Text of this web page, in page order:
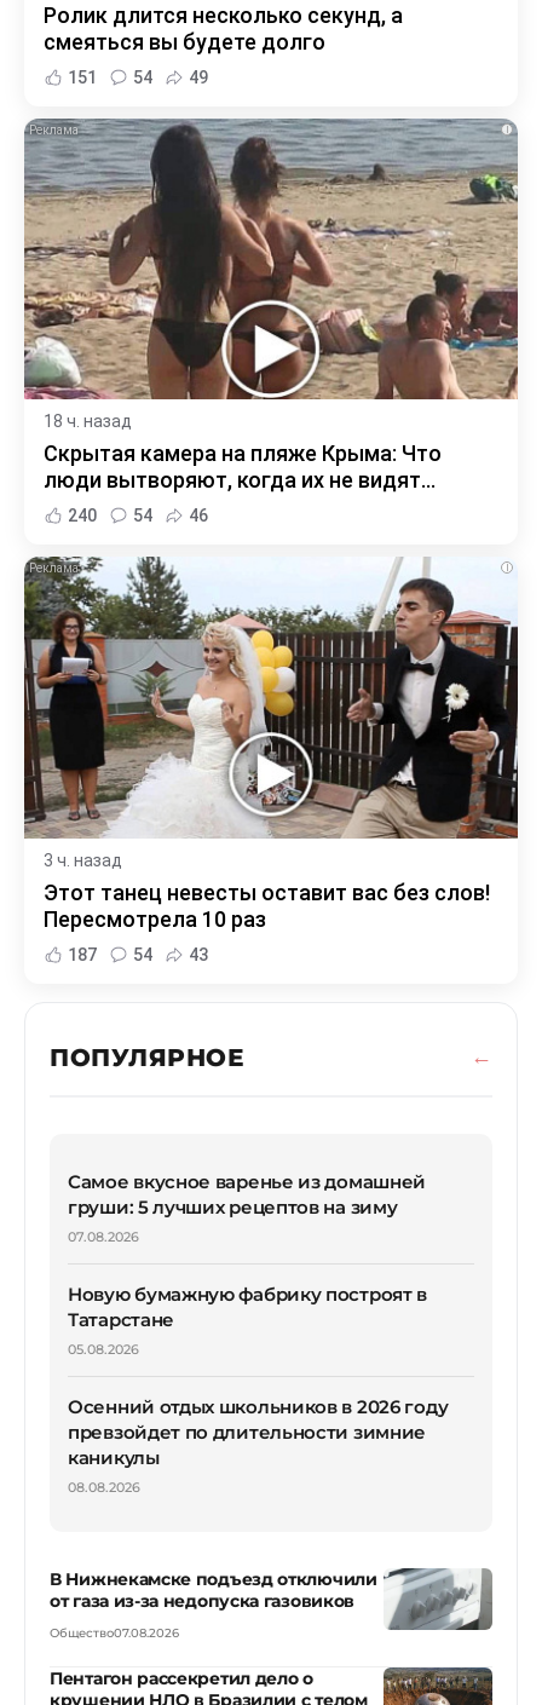
Ролик длится несколько секунд, а
смеяться вы будете долго
151 54 49
i
18 ч. назад
Скрытая камера на пляже Крыма: Что
люди вытворяют, когда их не видят...
240 54 46
i
3 ч. назад
Этот танец невесты оставит вас без слов!
Пересмотрела 10 раз
187 54 43
ПОПУЛЯРНОЕ
Самое вкусное варенье из домашней
груши: 5 лучших рецептов на зиму
07.08.2026
Новую бумажную фабрику построят в
Татарстане
05.08.2026
Осенний отдых школьников в 2026 году
превзойдет по длительности зимние
каникулы
08.08.2026
В Нижнекамске подъезд отключили
от газа из-за недопуска газовиков
Общество07.08.2026
Пентагон рассекретил дело о
крушении НЛО в Бразилии с телом